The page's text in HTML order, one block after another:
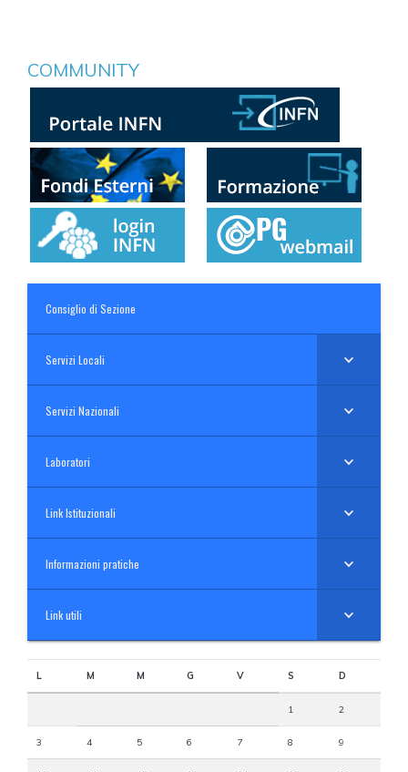
COMMUNITY
Consiglio di Sezione
Servizi Locali
Servizi Nazionali
Laboratori
Link Istituzionali
Informazioni pratiche
Link utili
L M M G V S D
1 2
3 4 5 6 7 8 9